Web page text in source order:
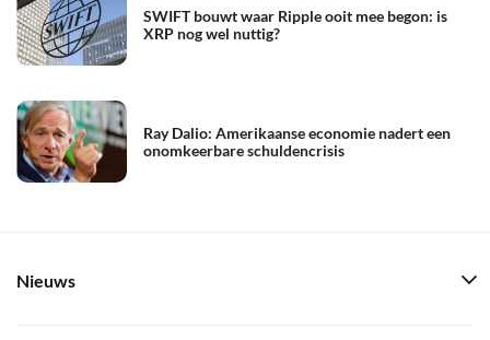
SWIFT bouwt waar Ripple ooit mee begon: is
XRP nog wel nuttig?
Ray Dalio: Amerikaanse economie nadert een
onomkeerbare schuldencrisis
Nieuws